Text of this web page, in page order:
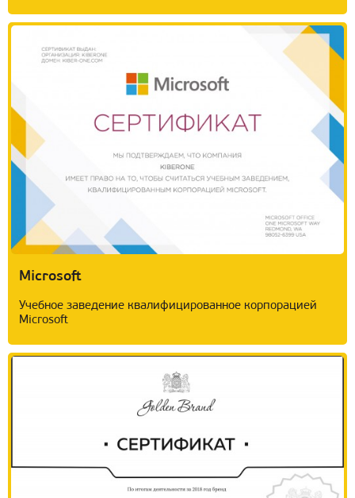
Microsoft
Учебное заведение квалифицированное корпорацией
Microsoft